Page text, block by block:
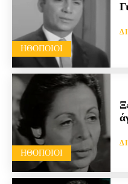
HΘΟΠΟΙΟΊ
HΘΟΠΟΙΟΊ